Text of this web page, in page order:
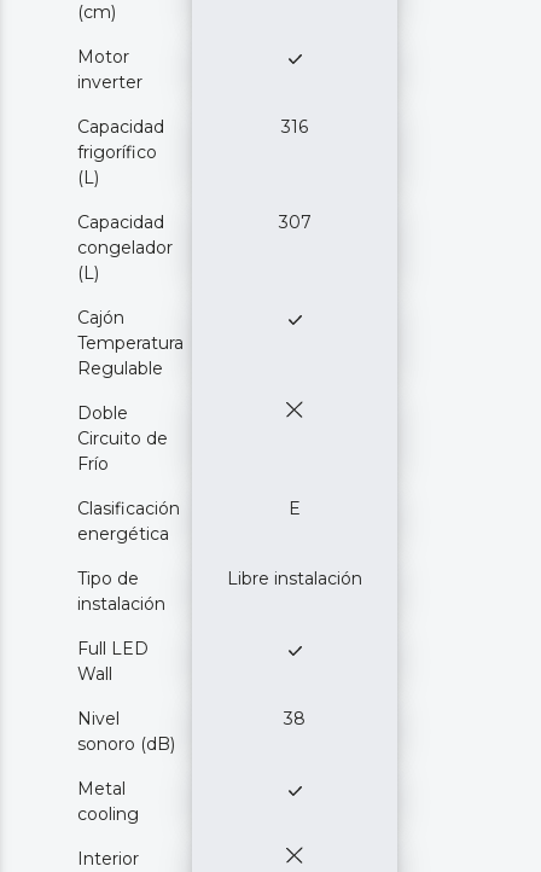
(cm)
Motor
inverter
Capacidad
frigorífico
(L)
316
Capacidad
congelador
(L)
307
Cajón
Temperatura
Regulable
Doble
Circuito de
Frío
Clasificación
energética
E
Tipo de
instalación
Libre instalación
Full LED
Wall
Nivel
sonoro (dB)
38
Metal
cooling
Interior